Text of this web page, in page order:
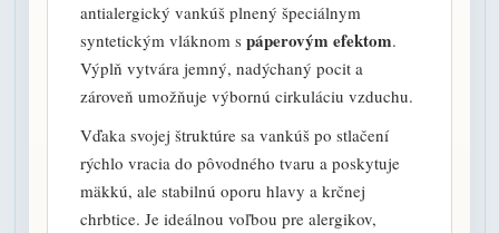
antialergický vankúš plnený špeciálnym
syntetickým vláknom s páperovým efektom.
Výplň vytvára jemný, nadýchaný pocit a
zároveň umožňuje výbornú cirkuláciu vzduchu.
Vďaka svojej štruktúre sa vankúš po stlačení
rýchlo vracia do pôvodného tvaru a poskytuje
mäkkú, ale stabilnú oporu hlavy a krčnej
chrbtice. Je ideálnou voľbou pre alergikov,